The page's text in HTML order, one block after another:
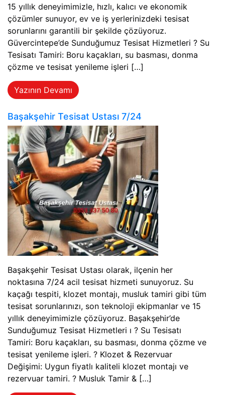
15 yıllık deneyimimizle, hızlı, kalıcı ve ekonomik
çözümler sunuyor, ev ve iş yerlerinizdeki tesisat
sorunlarını garantili bir şekilde çözüyoruz.
Güvercintepe’de Sunduğumuz Tesisat Hizmetleri ? Su
Tesisatı Tamiri: Boru kaçakları, su basması, donma
çözme ve tesisat yenileme işleri […]
Yazının Devamı
Başakşehir Tesisat Ustası 7/24
Başakşehir Tesisat Ustası olarak, ilçenin her
noktasına 7/24 acil tesisat hizmeti sunuyoruz. Su
kaçağı tespiti, klozet montajı, musluk tamiri gibi tüm
tesisat sorunlarınızı, son teknoloji ekipmanlar ve 15
yıllık deneyimimizle çözüyoruz. Başakşehir’de
Sunduğumuz Tesisat Hizmetleri ı ? Su Tesisatı
Tamiri: Boru kaçakları, su basması, donma çözme ve
tesisat yenileme işleri. ? Klozet & Rezervuar
Değişimi: Uygun fiyatlı kaliteli klozet montajı ve
rezervuar tamiri. ? Musluk Tamir & […]